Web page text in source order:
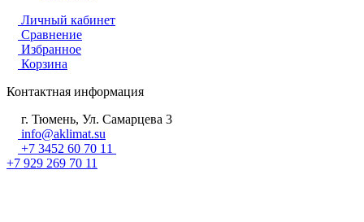
Личный кабинет
Сравнение
Избранное
Корзина
Контактная информация
г. Тюмень, Ул. Самарцева 3
info@aklimat.su
+7 3452 60 70 11
+7 929 269 70 11